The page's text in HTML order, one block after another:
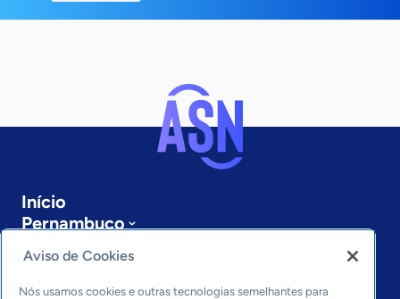
Início
Pernambuco
Sobre a ASN
Últimas notícias
Entre em contato
Aviso de Cookies
Nós usamos cookies e outras tecnologias semelhantes para